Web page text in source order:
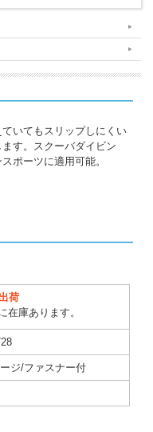
いてもスリップしにくい
す。スクーバダイビン
ポーツに適用可能。
荷
在庫あります。
ジ/ファスナー付